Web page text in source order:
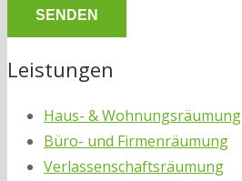
Leistungen
Haus- & Wohnungsräumung
Büro- und Firmenräumung
Verlassenschaftsräumung